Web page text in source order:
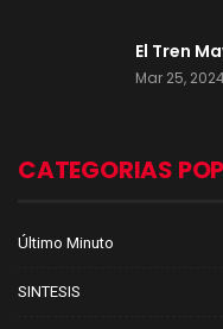
El Tren
Mar 25, 2024
CATEGORIAS
Último Minuto
SINTESIS